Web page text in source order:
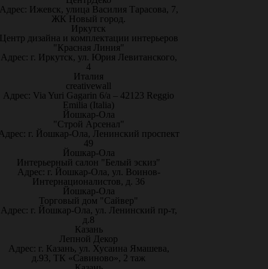
Ижевск, улица Василия Тарасова, 7,
ЖК Новый город.
Иркутск
дизайна и комплектации интерьеров
"Красная Линия"
Адрес: г. Иркутск, ул. Юрия Левитанского,
4
Италия
creativewall
Адрес: Via Yuri Gagarin 6/a – 42123 Reggio
Emilia (Italia)
Йошкар-Ола
"Строй Арсенал"
г. Йошкар-Ола, Ленинский проспект
49
Йошкар-Ола
Интерьерный салон "Белый эскиз"
Адрес: г. Йошкар-Ола, ул. Воинов-
Интернационалистов, д. 36
Йошкар-Ола
Торговый дом "Сайвер"
Адрес: г. Йошкар-Ола, ул. Ленинский пр-т,
д.8
Казань
Лепной Декор
Адрес: г. Казань, ул. Хусаина Ямашева,
д.93, ТК «Савиново», 2 таж